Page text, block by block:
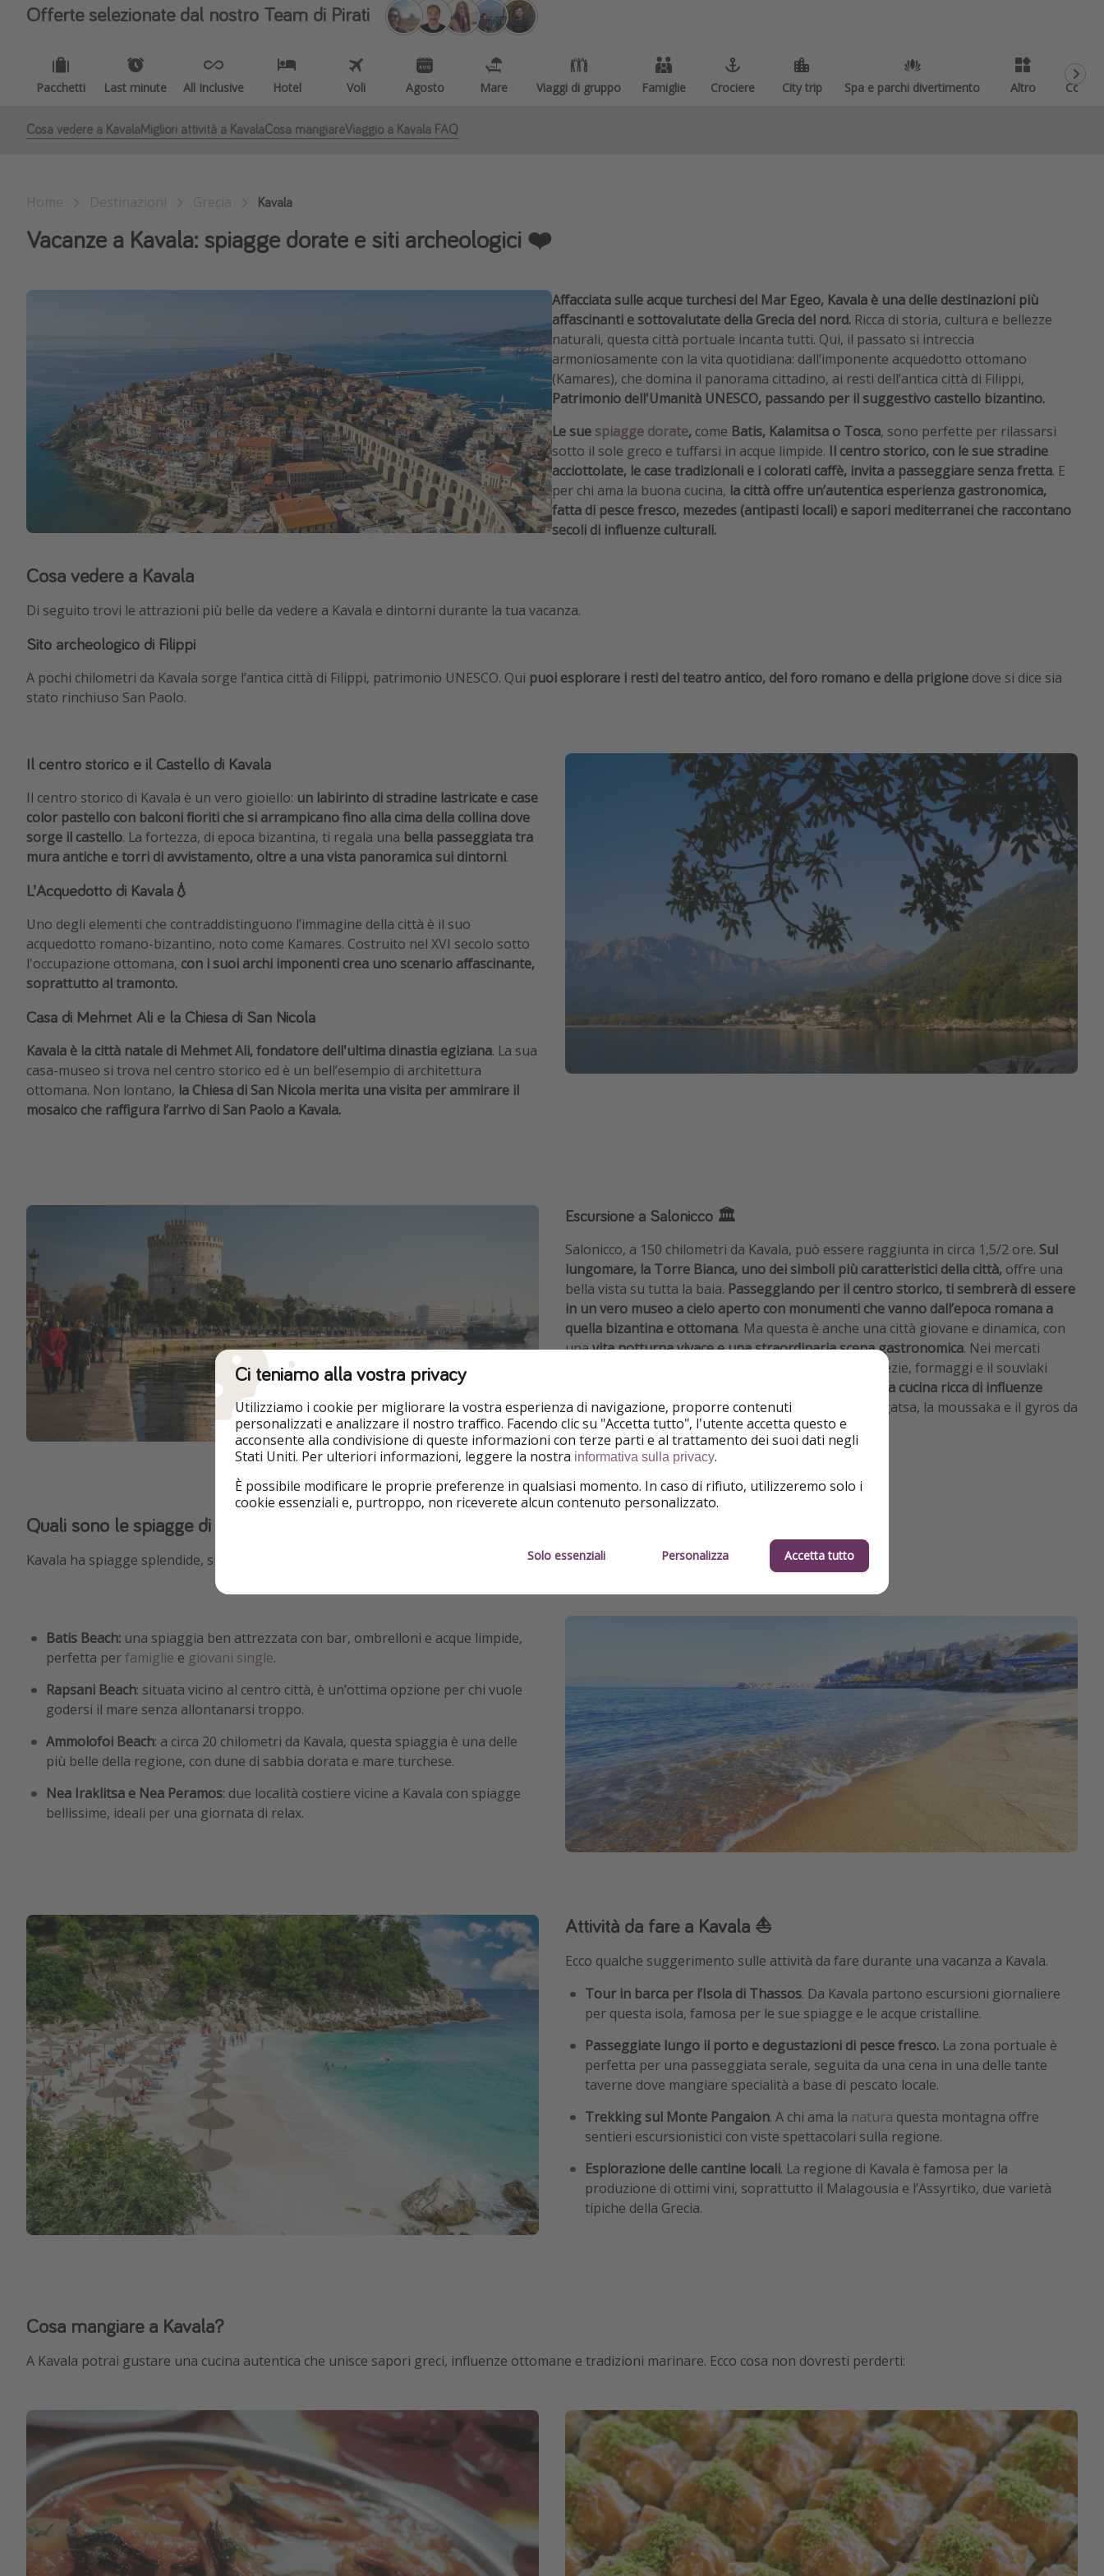
Offerte selezionate dal nostro Team di Pirati
Pacchetti Last minute All Inclusive Hotel Voli Agosto Mare Viaggi di gruppo Famiglie Crociere City trip Spa e parchi divertimento Altro Codici
Cosa vedere a KavalaMigliori attività a KavalaCosa mangiareViaggio a Kavala FAQ
Kavala
Vacanze a Kavala: spiagge dorate e siti archeologici ❤️
Affacciata sulle acque turchesi del Mar Egeo, Kavala è una delle destinazioni più
affascinanti e sottovalutate della Grecia del nord. Ricca di storia, cultura e bellezze
naturali, questa città portuale incanta tutti. Qui, il passato si intreccia
armoniosamente con la vita quotidiana: dall’imponente acquedotto ottomano
(Kamares), che domina il panorama cittadino, ai resti dell’antica città di Filippi,
Patrimonio dell'Umanità UNESCO, passando per il suggestivo castello bizantino.
Le sue spiagge dorate, come Batis, Kalamitsa o Tosca, sono perfette per rilassarsi
sotto il sole greco e tuffarsi in acque limpide. Il centro storico, con le sue stradine
acciottolate, le case tradizionali e i colorati caffè, invita a passeggiare senza fretta. E
per chi ama la buona cucina, la città offre un’autentica esperienza gastronomica,
fatta di pesce fresco, mezedes (antipasti locali) e sapori mediterranei che raccontano
secoli di influenze culturali.
Cosa vedere a Kavala
Di seguito trovi le attrazioni più belle da vedere a Kavala e dintorni durante la tua vacanza.
Sito archeologico di Filippi
A pochi chilometri da Kavala sorge l’antica città di Filippi, patrimonio UNESCO. Qui puoi esplorare i resti del teatro antico, del foro romano e della prigione dove si dice sia
stato rinchiuso San Paolo.
Il centro storico e il Castello di Kavala
Il centro storico di Kavala è un vero gioiello: un labirinto di stradine lastricate e case
color pastello con balconi fioriti che si arrampicano fino alla cima della collina dove
sorge il castello. La fortezza, di epoca bizantina, ti regala una bella passeggiata tra
mura antiche e torri di avvistamento, oltre a una vista panoramica sui dintorni.
L’Acquedotto di Kavala💧
Uno degli elementi che contraddistinguono l’immagine della città è il suo
acquedotto romano-bizantino, noto come Kamares. Costruito nel XVI secolo sotto
l'occupazione ottomana, con i suoi archi imponenti crea uno scenario affascinante,
soprattutto al tramonto.
Casa di Mehmet Ali e la Chiesa di San Nicola
Kavala è la città natale di Mehmet Ali, fondatore dell'ultima dinastia egiziana. La sua
casa-museo si trova nel centro storico ed è un bell’esempio di architettura
ottomana. Non lontano, la Chiesa di San Nicola merita una visita per ammirare il
mosaico che raffigura l’arrivo di San Paolo a Kavala.
Escursione a Salonicco 🏛️
Salonicco, a 150 chilometri da Kavala, può essere raggiunta in circa 1,5/2 ore. Sul
lungomare, la Torre Bianca, uno dei simboli più caratteristici della città, offre una
bella vista su tutta la baia. Passeggiando per il centro storico, ti sembrerà di essere
in un vero museo a cielo aperto con monumenti che vanno dall’epoca romana a
quella bizantina e ottomana. Ma questa è anche una città giovane e dinamica, con
unavita notturna vivace e una straordinaria scena gastronomica. Nei mercati
tradizionali come Modiano e Kapani puoi trovare spezie, formaggi e il souvlaki
Le taverne e i ristoranti offrono una cucina ricca di influenze
orientali e mediterranee, con specialità come la bougatsa, la moussaka e il gyros da
gustare in ogni angolo del centro abitato.
Quali sono le spiagge di Kavala?⛱️
Kavala ha spiagge splendide, sia in città che nei dintorni. Ecco una lista di quelle imperdibili.
Batis Beach: una spiaggia ben attrezzata con bar, ombrelloni e acque limpide,
perfetta perfamiglie e giovani single.
Rapsani Beach: situata vicino al centro città, è un’ottima opzione per chi vuole
godersi il mare senza allontanarsi troppo.
Ammolofoi Beach: a circa 20 chilometri da Kavala, questa spiaggia è una delle
più belle della regione, con dune di sabbia dorata e mare turchese.
Nea Iraklitsa e Nea Peramos: due località costiere vicine a Kavala con spiagge
bellissime, ideali per una giornata di relax.
Attività da fare a Kavala ⛵️
Ecco qualche suggerimento sulle attività da fare durante una vacanza a Kavala.
Tour in barca per l’Isola di Thassos. Da Kavala partono escursioni giornaliere
per questa isola, famosa per le sue spiagge e le acque cristalline.
Passeggiate lungo il porto e degustazioni di pesce fresco. La zona portuale è
perfetta per una passeggiata serale, seguita da una cena in una delle tante
taverne dove mangiare specialità a base di pescato locale.
Trekking sul Monte Pangaion. A chi ama la natura questa montagna offre
sentieri escursionistici con viste spettacolari sulla regione.
Esplorazione delle cantine locali. La regione di Kavala è famosa per la
produzione di ottimi vini, soprattutto il Malagousia e l’Assyrtiko, due varietà
tipiche della Grecia.
Cosa mangiare a Kavala?
A Kavala potrai gustare una cucina autentica che unisce sapori greci, influenze ottomane e tradizioni marinare. Ecco cosa non dovresti perderti:
Ci teniamo alla vostra privacy
Utilizziamo i cookie per migliorare la vostra esperienza di navigazione, proporre contenuti
personalizzati e analizzare il nostro traffico. Facendo clic su "Accetta tutto", l'utente accetta questo e
acconsente alla condivisione di queste informazioni con terze parti e al trattamento dei suoi dati negli
Stati Uniti. Per ulteriori informazioni, leggere la nostra informativa sulla privacy.
È possibile modificare le proprie preferenze in qualsiasi momento. In caso di rifiuto, utilizzeremo solo i
cookie essenziali e, purtroppo, non riceverete alcun contenuto personalizzato.
Solo essenziali Personalizza Accetta tutto